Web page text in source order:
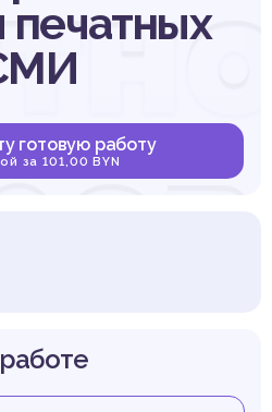
печатных
готовую работу
за 101,00 BYN